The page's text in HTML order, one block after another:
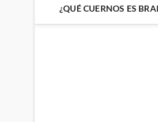
¿QUÉ CUERNOS ES